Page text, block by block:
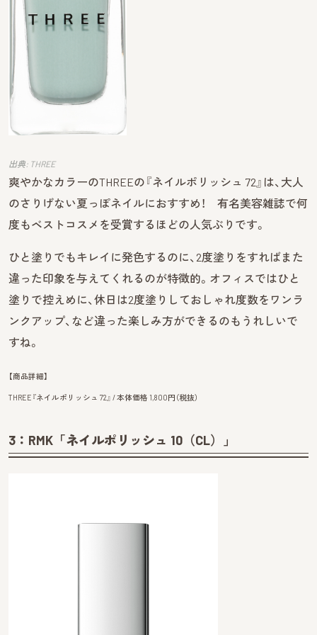
出典: THREE
爽やかなカラーのTHREEの『ネイルポリッシュ 72』は、大人
のさりげない夏っぽネイルにおすすめ！ 有名美容雑誌で何
度もベストコスメを受賞するほどの人気ぶりです。
ひと塗りでもキレイに発色するのに、2度塗りをすればまた
違った印象を与えてくれるのが特徴的。オフィスではひと
塗りで控えめに、休日は2度塗りしておしゃれ度数をワンラ
ンクアップ、など違った楽しみ方ができるのもうれしいで
すね。
【商品詳細】
THREE『ネイルポリッシュ 72』 / 本体価格 1,800円（税抜）
3：RMK「ネイルポリッシュ 10（CL）」